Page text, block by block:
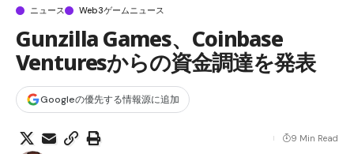
ニュース Web3ゲームニュース
Gunzilla Games、Coinbase
Venturesからの資金調達を発表
Googleの優先する情報源に追加
9 Min Read